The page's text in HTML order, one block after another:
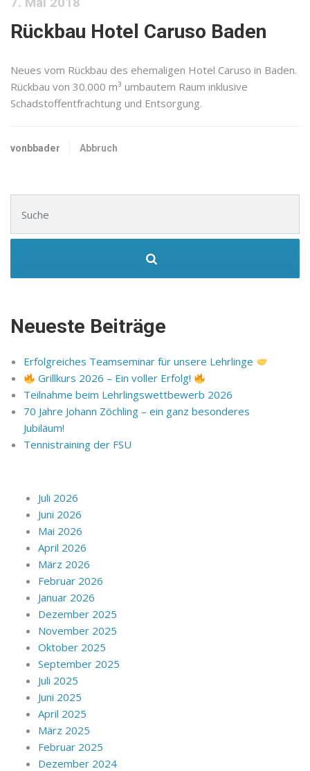
Rückbau Hotel Caruso Baden
Neues vom Rückbau des ehemaligen Hotel Caruso in Baden.
Rückbau von 30.000 m³ umbautem Raum inklusive
Schadstoffentfrachtung und Entsorgung.
vonbbader Abbruch
Neueste Beiträge
Erfolgreiches Teamseminar für unsere Lehrlinge
Grillkurs 2026 – Ein voller Erfolg!
Teilnahme beim Lehrlingswettbewerb 2026
70 Jahre Johann Zöchling – ein ganz besonderes
Jubiläum!
Tennistraining der FSU
Juli 2026
Juni 2026
Mai 2026
April 2026
März 2026
Februar 2026
Januar 2026
Dezember 2025
November 2025
Oktober 2025
September 2025
Juli 2025
Juni 2025
April 2025
März 2025
Februar 2025
Dezember 2024